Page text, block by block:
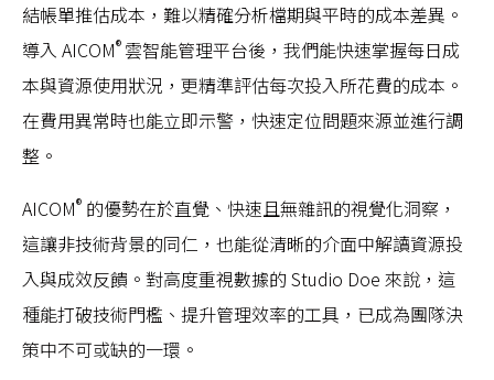
結帳單推估成本，難以精確分析檔期與平時的成本差異。
導入 AICOM® 雲智能管理平台後，我們能快速掌握每日成
本與資源使用狀況，更精準評估每次投入所花費的成本。
在費用異常時也能立即示警，快速定位問題來源並進行調
整。
AICOM® 的優勢在於直覺、快速且無雜訊的視覺化洞察，
這讓非技術背景的同仁，也能從清晰的介面中解讀資源投
入與成效反饋。對高度重視數據的 Studio Doe 來說，這
種能打破技術門檻、提升管理效率的工具，已成為團隊決
策中不可或缺的一環。